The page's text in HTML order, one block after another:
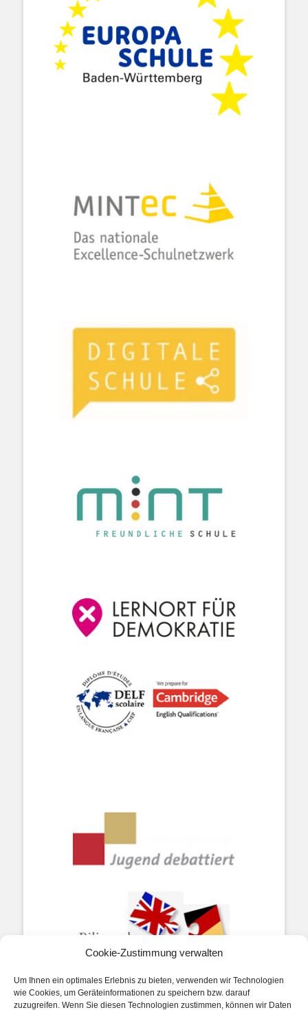
Cookie-Zustimmung verwalten
Um Ihnen ein optimales Erlebnis zu bieten, verwenden wir Technologien
wie Cookies, um Geräteinformationen zu speichern bzw. darauf
zuzugreifen. Wenn Sie diesen Technologien zustimmen, können wir Daten